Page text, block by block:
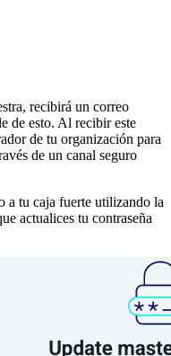
recibirá un correo
de esto. Al recibir este
de tu organización para
de un canal seguro
a tu caja fuerte utilizando la
actualices tu contraseña